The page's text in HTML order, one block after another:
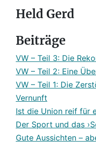
Held Gerd
Beiträge
VW – Teil 3: Die
VW – Teil 2: Eine
VW – Teil 1: Die
Vernunft
Ist die Union reif für
Der Sport und das
Gute Aussichten –